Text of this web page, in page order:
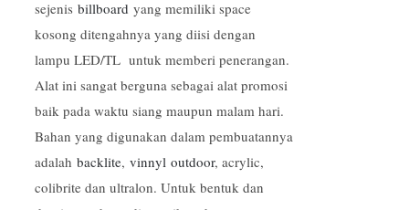
sejenis billboard yang memiliki space
kosong ditengahnya yang diisi dengan
lampu LED/TL untuk memberi penerangan.
Alat ini sangat berguna sebagai alat promosi
baik pada waktu siang maupun malam hari.
Bahan yang digunakan dalam pembuatannya
adalah backlite, vinnyl outdoor, acrylic,
colibrite dan ultralon. Untuk bentuk dan